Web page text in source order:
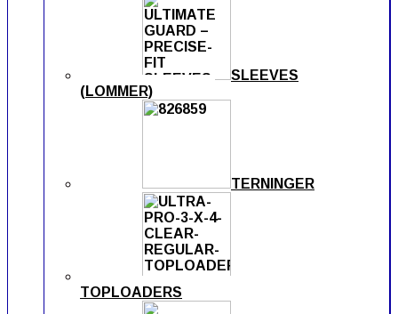
SLEEVES
(LOMMER)
TERNINGER
TOPLOADERS